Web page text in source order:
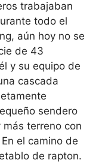
trabajaban
todo el
aún hoy no se
de 43
y su equipo de
cascada
sendero
terreno con
el camino de
de rapton.